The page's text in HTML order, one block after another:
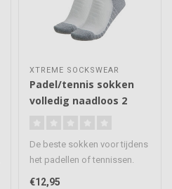
XTREME SOCKSWEAR
Padel/tennis sokken
volledig naadloos 2
De beste sokken voor tijdens
het padellen of tennissen.
Deze sokken houden de vo..
€12,95